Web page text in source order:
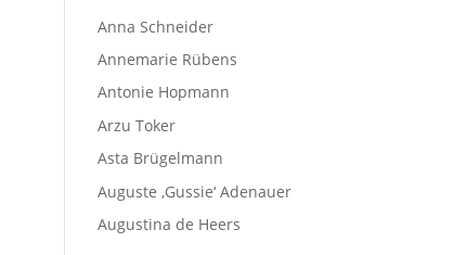
Anna Schneider
Annemarie Rübens
Antonie Hopmann
Arzu Toker
Asta Brügelmann
Auguste ‚Gussie‘ Adenauer
Augustina de Heers